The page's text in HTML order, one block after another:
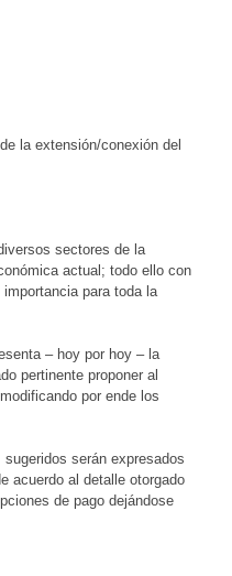
conexión del
sectores de la
actual; todo ello con
para toda la
– hoy por hoy – la
pertinente proponer al
por ende los
serán expresados
acuerdo al detalle otorgado
de pago dejándose